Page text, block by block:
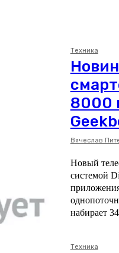
Техника
8000
Вячеслав
Новый
системой
приложения
набирает
Техника